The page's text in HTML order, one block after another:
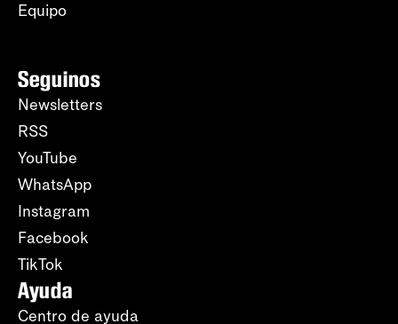
Equipo
Seguinos
Newsletters
RSS
YouTube
WhatsApp
Instagram
Facebook
TikTok
Ayuda
Centro de ayuda